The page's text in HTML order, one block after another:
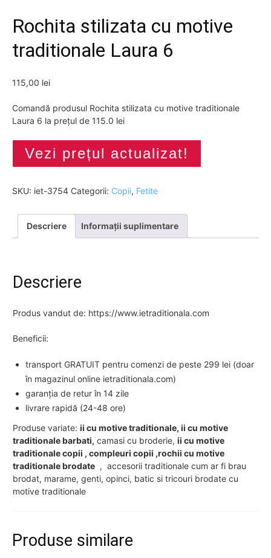
Rochita stilizata cu motive
traditionale Laura 6
115,00 lei
Comandă produsul Rochita stilizata cu motive traditionale
Laura 6 la prețul de 115.0 lei
Vezi prețul actualizat!
SKU: iet-3754 Categorii: Copii, Fetite
Descriere Informații suplimentare
Descriere
Produs vandut de: https://www.ietraditionala.com
Beneficii:
transport GRATUIT pentru comenzi de peste 299 lei (doar
în magazinul online ietraditionala.com)
garanția de retur în 14 zile
livrare rapidă (24-48 ore)
Produse variate: ii cu motive traditionale, ii cu motive
traditionale barbati, camasi cu broderie, ii cu motive
traditionale copii , compleuri copii ,rochii cu motive
traditionale brodate , accesorii traditionale cum ar fi brau
brodat, marame, genti, opinci, batic si tricouri brodate cu
motive traditionale
Produse similare